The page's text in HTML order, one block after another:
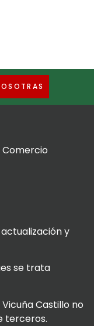
Comercio
y
se trata
Castillo no
terceros.